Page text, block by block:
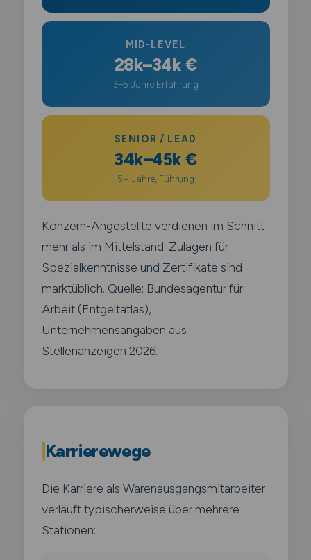
MID-LEVEL
28k–34k €
3–5 Jahre Erfahrung
SENIOR / LEAD
34k–45k €
5+ Jahre, Führung
Konzern-Angestellte verdienen im Schnitt
mehr als im Mittelstand. Zulagen für
Spezialkenntnisse und Zertifikate sind
marktüblich. Quelle: Bundesagentur für
Arbeit (Entgeltatlas),
Unternehmensangaben aus
Stellenanzeigen 2026.
Karrierewege
Die Karriere als Warenausgangsmitarbeiter
verläuft typischerweise über mehrere
Stationen: